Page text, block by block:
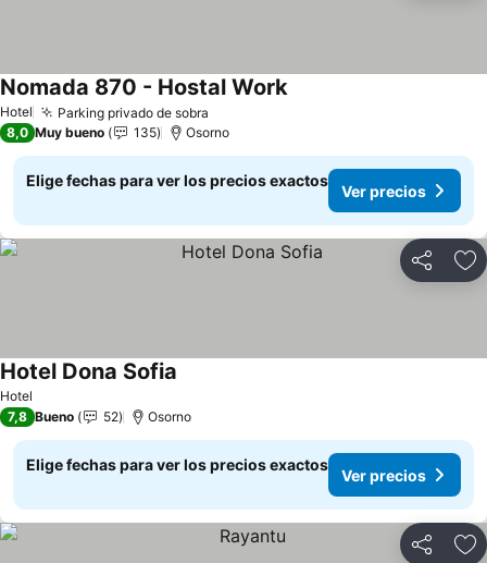
Hotel Parking privado de sobra
Nomada 870 - Hostal WorkVer precios
8,0 Muy bueno 135 Osorno
Elige fechas para ver los precios exactos
Ver precios
Compartir
Hotel
Hotel Dona Sofia
7,8 Bueno 52 Osorno
Elige fechas para ver los precios exactos
Ver precios
Compartir